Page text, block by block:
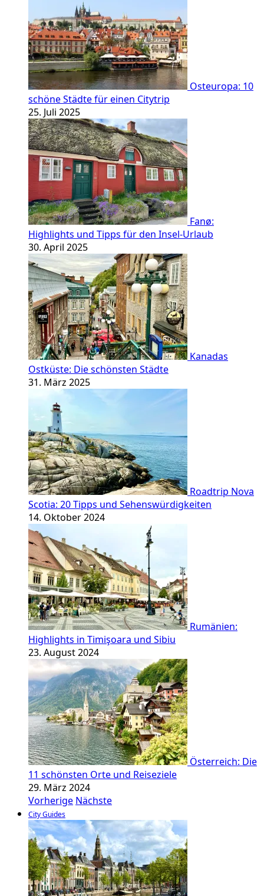
Osteuropa: 10
schöne Städte für einen Citytrip
25. Juli 2025
Fanø:
Highlights und Tipps für den Insel-Urlaub
30. April 2025
Kanadas
Ostküste: Die schönsten Städte
31. März 2025
Roadtrip Nova
Scotia: 20 Tipps und Sehenswürdigkeiten
14. Oktober 2024
Rumänien:
Highlights in Timişoara und Sibiu
23. August 2024
Österreich: Die
11 schönsten Orte und Reiseziele
29. März 2024
Vorherige Nächste
City Guides